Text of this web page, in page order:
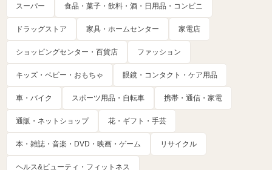
スーパー 食品・菓子・飲料・酒・日用品・コンビニ
ドラッグストア 家具・ホームセンター 家電店
ショッピングセンター・百貨店 ファッション
キッズ・ベビー・おもちゃ 眼鏡・コンタクト・ケア用品
車・バイク スポーツ用品・自転車 携帯・通信・家電
通販・ネットショップ 花・ギフト・手芸
本・雑誌・音楽・DVD・映画・ゲーム リサイクル
ヘルス&ビューティ・フィットネス